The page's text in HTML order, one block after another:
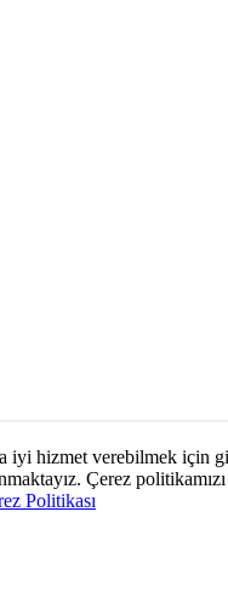
iyi hizmet verebilmek için
Çerez politikamızı
Politikası